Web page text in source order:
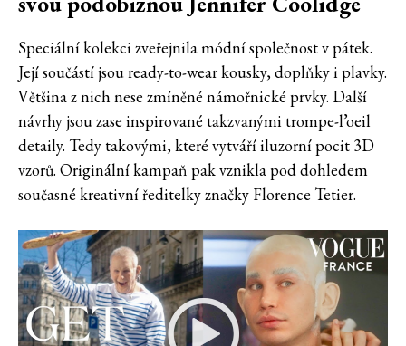
Speciální kolekci zveřejnila módní společnost v pátek.
Její součástí jsou ready-to-wear kousky, doplňky i plavky.
Většina z nich nese zmíněné námořnické prvky. Další
návrhy jsou zase inspirované takzvanými trompe-l’oeil
detaily. Tedy takovými, které vytváří iluzorní pocit 3D
vzorů. Originální kampaň pak vznikla pod dohledem
současné kreativní ředitelky značky Florence Tetier.